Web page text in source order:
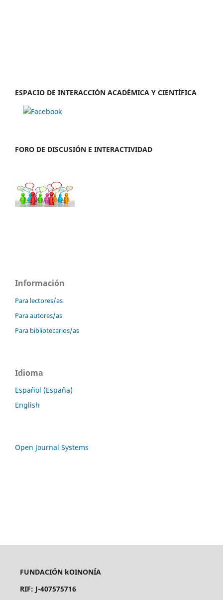
ESPACIO DE INTERACCIÓN ACADÉMICA Y CIENTÍFICA
FORO DE DISCUSIÓN E INTERACTIVIDAD
Información
Para lectores/as
Para autores/as
Para bibliotecarios/as
Idioma
Español (España)
English
Open Journal Systems
FUNDACIÓN kOINONÍA
RIF: J-407575716